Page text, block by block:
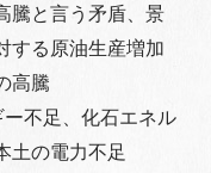
騰と言う矛盾、景
する原油生産増加
高騰
不足、化石エネル
土の電力不足